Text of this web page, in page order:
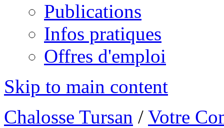
Publications
Infos pratiques
Offres d'emploi
Skip to main content
Chalosse Tursan / Votre